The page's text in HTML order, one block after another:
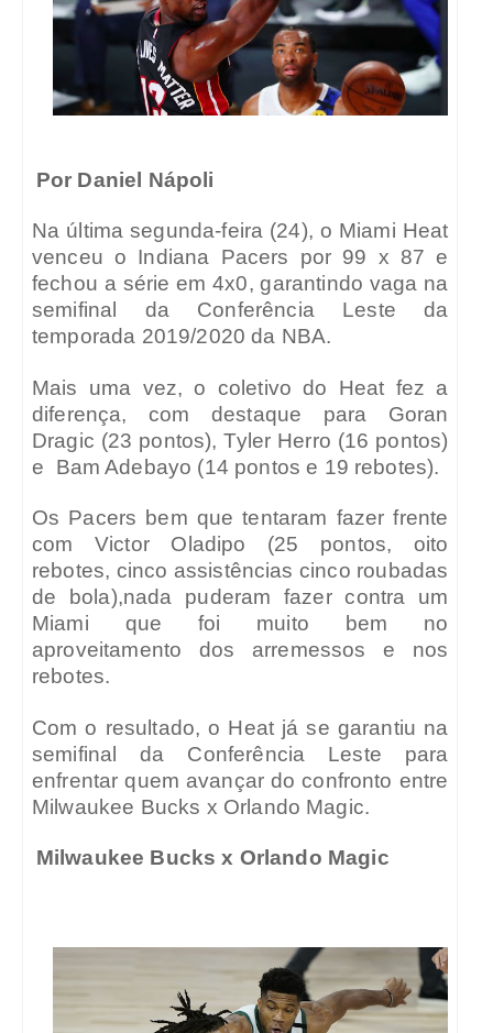
Por Daniel Nápoli
Na última segunda-feira (24), o Miami Heat
venceu o Indiana Pacers por 99 x 87 e
fechou a série em 4x0, garantindo vaga na
semifinal da Conferência Leste da
temporada 2019/2020 da NBA.
Mais uma vez, o coletivo do Heat fez a
diferença, com destaque para Goran
Dragic (23 pontos), Tyler Herro (16 pontos)
e
Bam Adebayo (14 pontos e 19 rebotes).
Os Pacers bem que tentaram fazer frente
com Victor Oladipo (25 pontos, oito
rebotes, cinco assistências cinco roubadas
de bola),nada puderam fazer contra um
Miami que foi muito bem no
aproveitamento dos arremessos e nos
rebotes.
Com o resultado, o Heat já se garantiu na
semifinal da Conferência Leste para
enfrentar quem avançar do confronto entre
Milwaukee Bucks x Orlando Magic.
Milwaukee Bucks x Orlando Magic